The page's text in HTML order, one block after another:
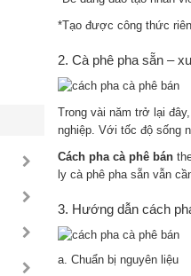
*Tạo được công thức
2. Cà phê pha sẵn –
Trong vài năm trở lại
nghiệp. Với tốc độ sống
Cách pha cà phê bán
ly cà phê pha sẵn vẫn
3. Hướng dẫn cách
a. Chuẩn bị nguyên liệu